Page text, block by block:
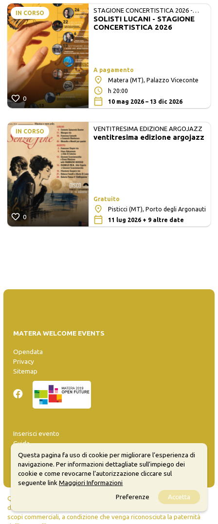
IN CORSO
0
STAGIONE CONCERTISTICA 2026 -
MATE E SOLISTI LUCANI
SOLISTI LUCANI - STAGIONE
CONCERTISTICA 2026
A pagamento
Matera (MT), Palazzo Viceconte
h 20:00
10 mag 2026 – 13 dic 2026
IN CORSO
0
VENTITRESIMA EDIZIONE ARGOJAZZ
ventitresima edizione argojazz
Gratuito
Pisticci (MT), Porto degli Argonauti
11 lug 2026 + 9 altre date
MATERA WELCOME EVENTS
Opendata
Privacy
Sitemap
Inserisci evento
Guida
FAQ
info@materaevents.it
Quanto realizzato è sottoposto a licenza CC-BY-SA che permette di
distribuire, modificare, creare opere derivate dall'originale, anche a
scopi commerciali, a condizione che venga riconosciuta la paternità
Questa pagina fa uso di cookie per migliorare l’esperienza di
navigazione. Per informazioni dettagliate sull’impiego dei
cookie e come revocarne l’autorizzazione cliccare sul
seguente linkMaggiori Informazioni
Preferenze
Accetta